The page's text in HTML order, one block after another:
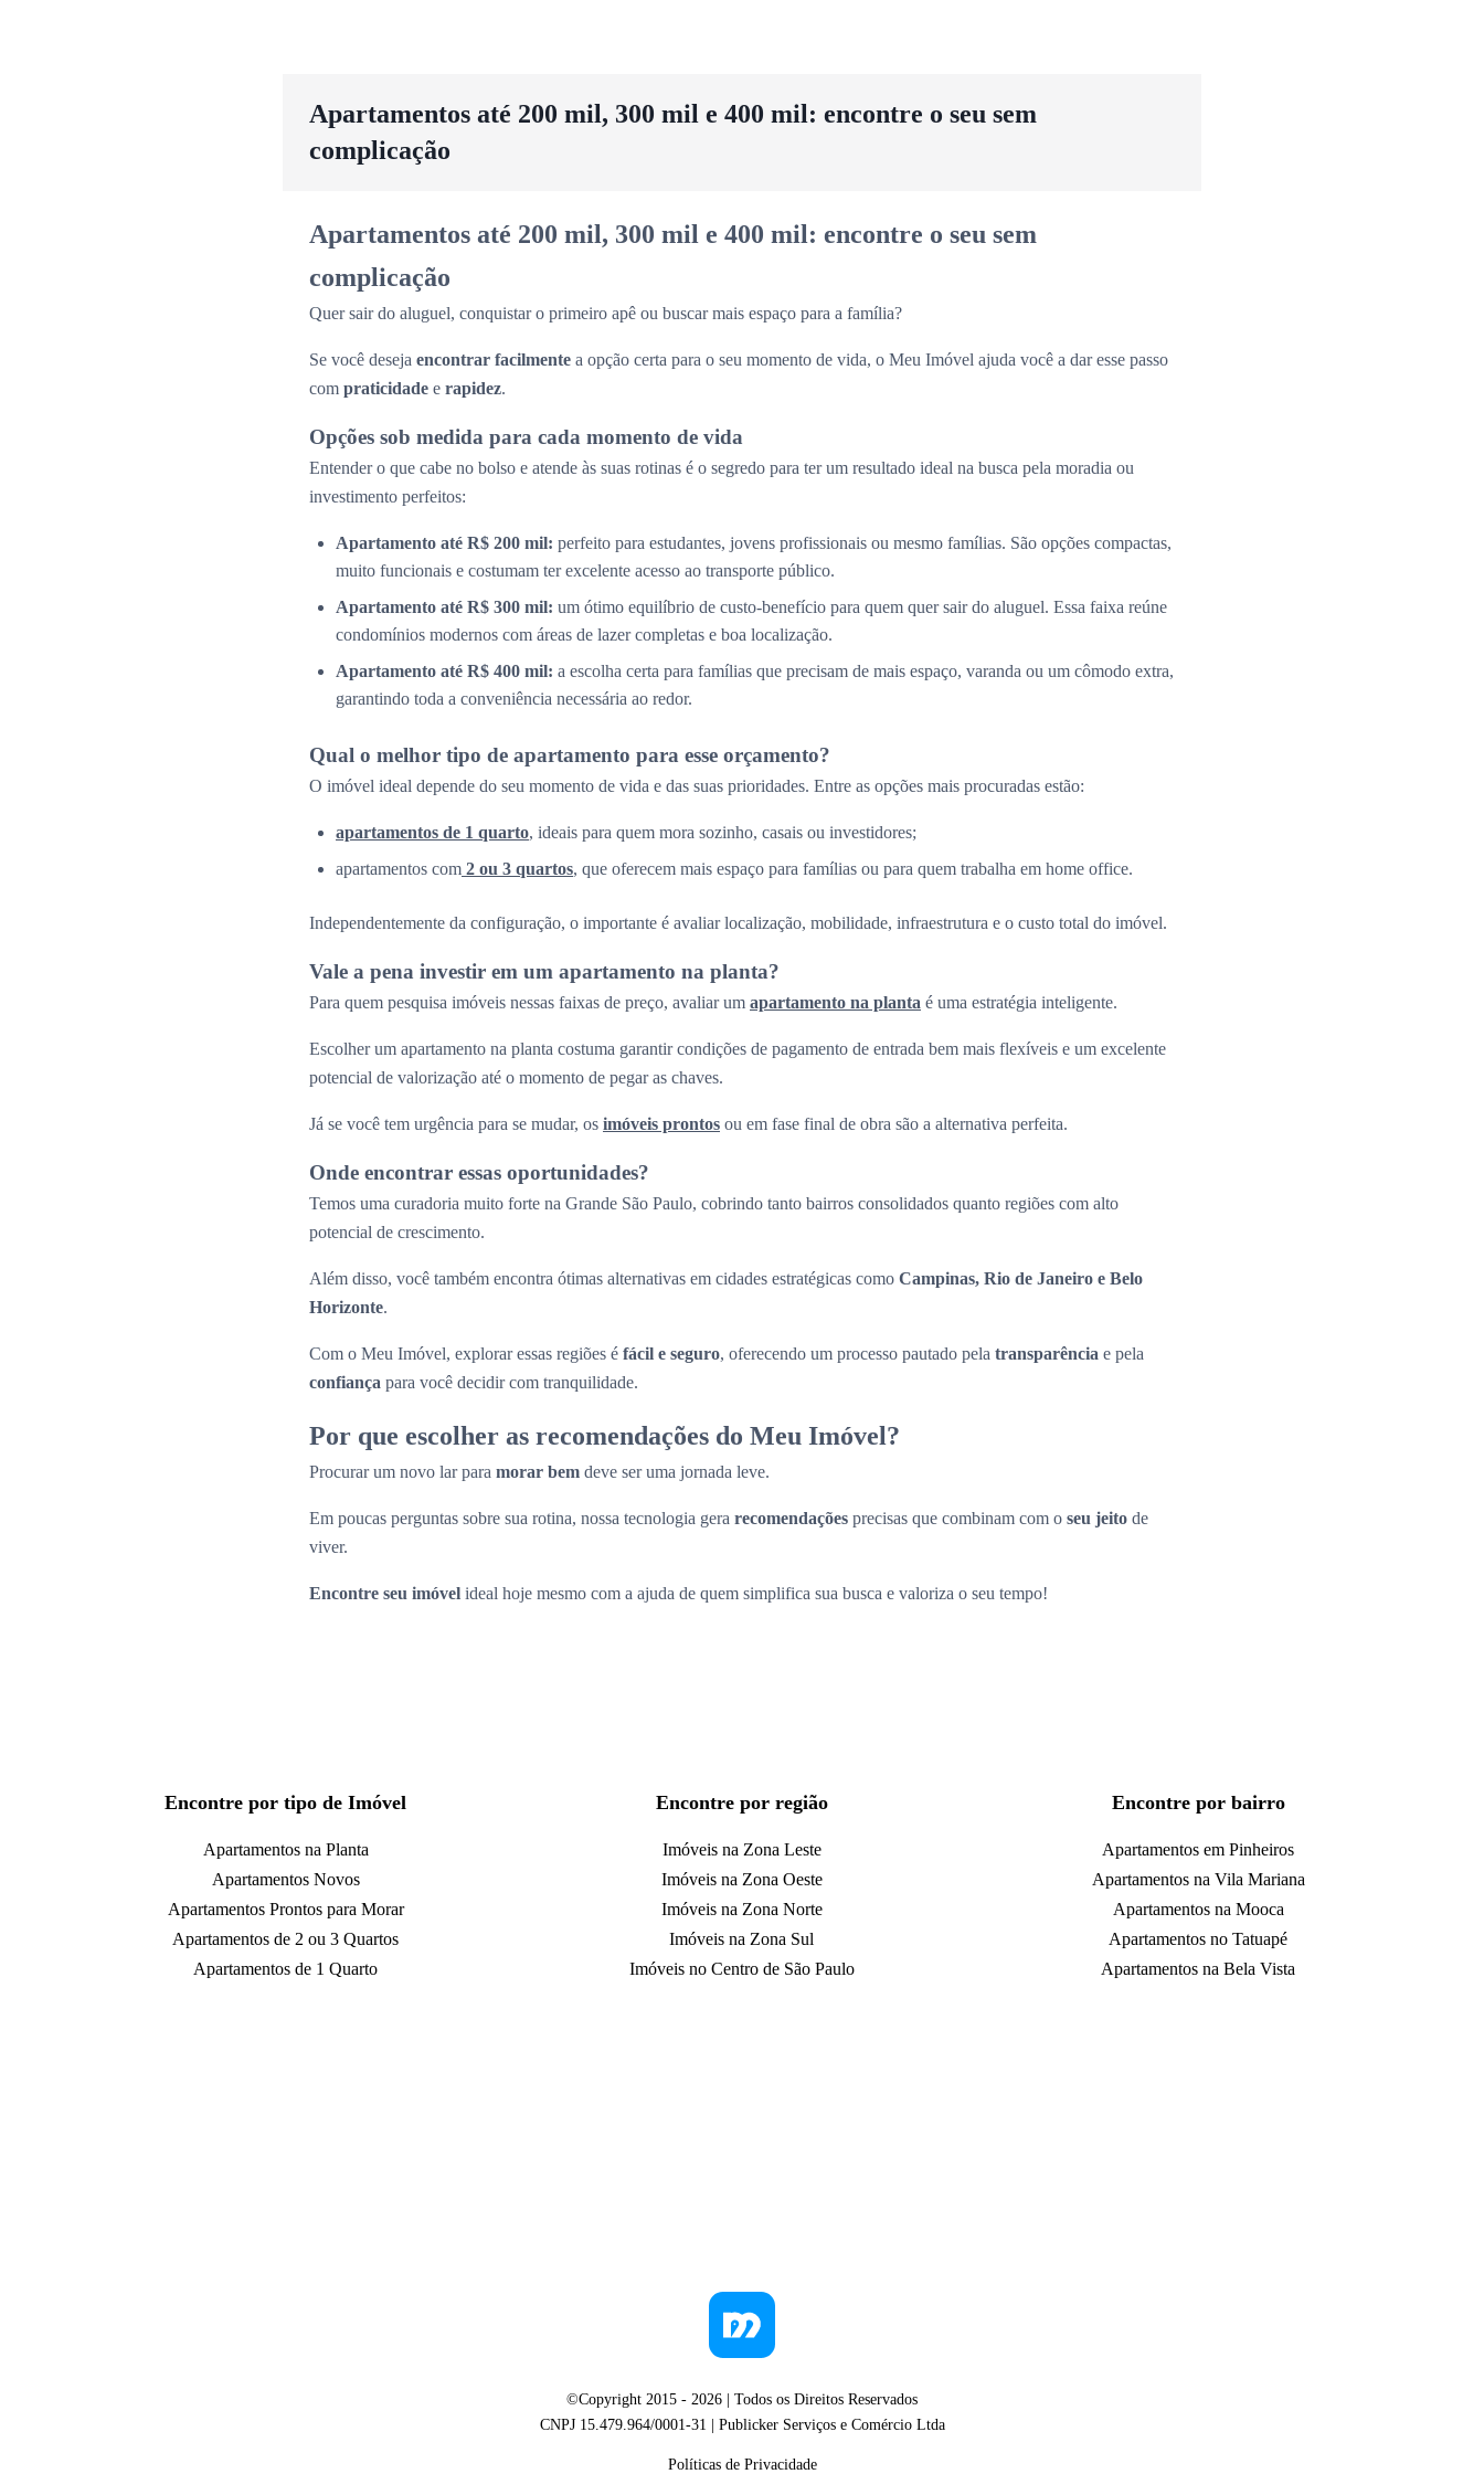
Apartamentos até 200 mil, 300 mil e 400 mil: encontre o seu sem
complicação
Apartamentos até 200 mil, 300 mil e 400 mil: encontre o seu sem
complicação
Quer sair do aluguel, conquistar o primeiro apê ou buscar mais espaço para a família?
Se você deseja encontrar facilmente a opção certa para o seu momento de vida, o Meu Imóvel ajuda você a dar esse passo
com praticidade e rapidez.
Opções sob medida para cada momento de vida
Entender o que cabe no bolso e atende às suas rotinas é o segredo para ter um resultado ideal na busca pela moradia ou
investimento perfeitos:
Apartamento até R$ 200 mil: perfeito para estudantes, jovens profissionais ou mesmo famílias. São opções compactas,
muito funcionais e costumam ter excelente acesso ao transporte público.
Apartamento até R$ 300 mil: um ótimo equilíbrio de custo-benefício para quem quer sair do aluguel. Essa faixa reúne
condomínios modernos com áreas de lazer completas e boa localização.
Apartamento até R$ 400 mil: a escolha certa para famílias que precisam de mais espaço, varanda ou um cômodo extra,
garantindo toda a conveniência necessária ao redor.
Qual o melhor tipo de apartamento para esse orçamento?
O imóvel ideal depende do seu momento de vida e das suas prioridades. Entre as opções mais procuradas estão:
apartamentos de 1 quarto, ideais para quem mora sozinho, casais ou investidores;
apartamentos com 2 ou 3 quartos, que oferecem mais espaço para famílias ou para quem trabalha em home office.
Independentemente da configuração, o importante é avaliar localização, mobilidade, infraestrutura e o custo total do imóvel.
Vale a pena investir em um apartamento na planta?
Para quem pesquisa imóveis nessas faixas de preço, avaliar um apartamento na planta é uma estratégia inteligente.
Escolher um apartamento na planta costuma garantir condições de pagamento de entrada bem mais flexíveis e um excelente
potencial de valorização até o momento de pegar as chaves.
Já se você tem urgência para se mudar, os imóveis prontos ou em fase final de obra são a alternativa perfeita.
Onde encontrar essas oportunidades?
Temos uma curadoria muito forte na Grande São Paulo, cobrindo tanto bairros consolidados quanto regiões com alto
potencial de crescimento.
Além disso, você também encontra ótimas alternativas em cidades estratégicas como Campinas, Rio de Janeiro e Belo
Horizonte.
Com o Meu Imóvel, explorar essas regiões é fácil e seguro, oferecendo um processo pautado pela transparência e pela
confiança para você decidir com tranquilidade.
Por que escolher as recomendações do Meu Imóvel?
Procurar um novo lar para morar bem deve ser uma jornada leve.
Em poucas perguntas sobre sua rotina, nossa tecnologia gera recomendações precisas que combinam com o seu jeito de
viver.
Encontre seu imóvel ideal hoje mesmo com a ajuda de quem simplifica sua busca e valoriza o seu tempo!
Encontre por tipo de Imóvel
Apartamentos na Planta
Apartamentos Novos
Apartamentos Prontos para Morar
Apartamentos de 2 ou 3 Quartos
Apartamentos de 1 Quarto
Encontre por região
Imóveis na Zona Leste
Imóveis na Zona Oeste
Imóveis na Zona Norte
Imóveis na Zona Sul
Imóveis no Centro de São Paulo
Encontre por bairro
Apartamentos em Pinheiros
Apartamentos na Vila Mariana
Apartamentos na Mooca
Apartamentos no Tatuapé
Apartamentos na Bela Vista
©Copyright 2015 - 2026 | Todos os Direitos Reservados
CNPJ 15.479.964/0001-31 | Publicker Serviços e Comércio Ltda
Políticas de Privacidade